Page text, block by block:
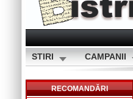
STIRI CAMPANII
RECOMANDĂRI